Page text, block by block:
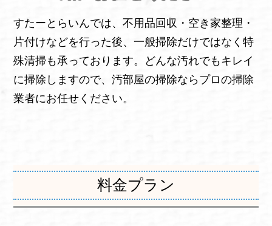
すたーとらいんでは、不用品回収・空き家整理・
片付けなどを行った後、一般掃除だけではなく特
殊清掃も承っております。どんな汚れでもキレイ
に掃除しますので、汚部屋の掃除ならプロの掃除
業者にお任せください。
料金プラン